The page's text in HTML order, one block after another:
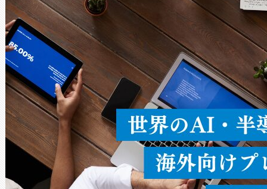
× 80°のノーマルモード、長
ードを切り替えて使用するこ
ることなく、単一のデバイス
うにします。遠距離まで届く
密度なスキャ […]